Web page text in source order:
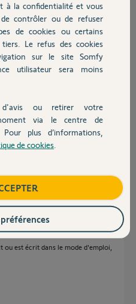
fil de discussion
aux bornes 5 et 6.
pouvez le faire réparer
se poser ...
users/6899912
est écrit dans le mode d'emploi,
à la confidentialité et vous
de contrôler ou de refuser
de cookies ou certains
Le refus des cookies
sur le site Somfy
utilisateur sera moins
d'avis ou retirer votre
via le centre de
plus d’informations,
de cookies